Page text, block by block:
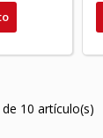
10 artículo(s)